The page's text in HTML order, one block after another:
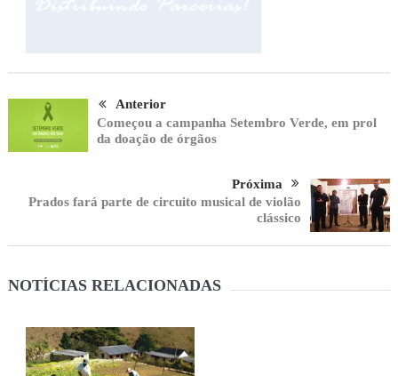
Anterior
Começou a campanha Setembro Verde, em prol
da doação de órgãos
Próxima
Prados fará parte de circuito musical de violão
clássico
NOTÍCIAS RELACIONADAS